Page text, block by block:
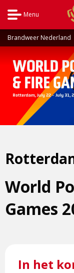
Menu
Brandweer Nederland
World
Games
In het